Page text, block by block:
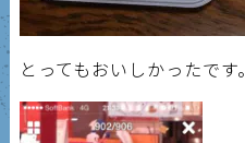
とってもおいしかったです。